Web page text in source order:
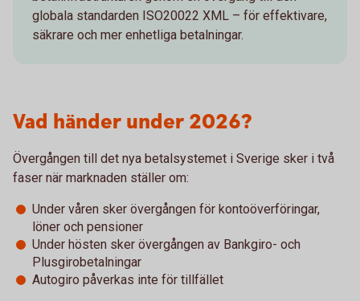
globala standarden ISO20022 XML – för effektivare,
säkrare och mer enhetliga betalningar.
Vad händer under 2026?
Övergången till det nya betalsystemet i Sverige sker i två
faser när marknaden ställer om:
Under våren sker övergången för kontoöverföringar,
löner och pensioner
Under hösten sker övergången av Bankgiro- och
Plusgirobetalningar
Autogiro påverkas inte för tillfället